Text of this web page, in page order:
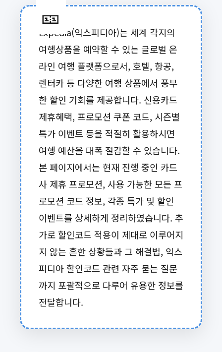
Expedia(익스피디아)는 세계 각지의
여행상품을 예약할 수 있는 글로벌 온
라인 여행 플랫폼으로서, 호텔, 항공,
렌터카 등 다양한 여행 상품에서 풍부
한 할인 기회를 제공합니다. 신용카드
제휴혜택, 프로모션 쿠폰 코드, 시즌별
특가 이벤트 등을 적절히 활용하시면
여행 예산을 대폭 절감할 수 있습니다.
본 페이지에서는 현재 진행 중인 카드
사 제휴 프로모션, 사용 가능한 모든 프
로모션 코드 정보, 각종 특가 및 할인
이벤트를 상세하게 정리하였습니다. 추
가로 할인코드 적용이 제대로 이루어지
지 않는 흔한 상황들과 그 해결법, 익스
피디아 할인코드 관련 자주 묻는 질문
까지 포괄적으로 다루어 유용한 정보를
전달합니다.